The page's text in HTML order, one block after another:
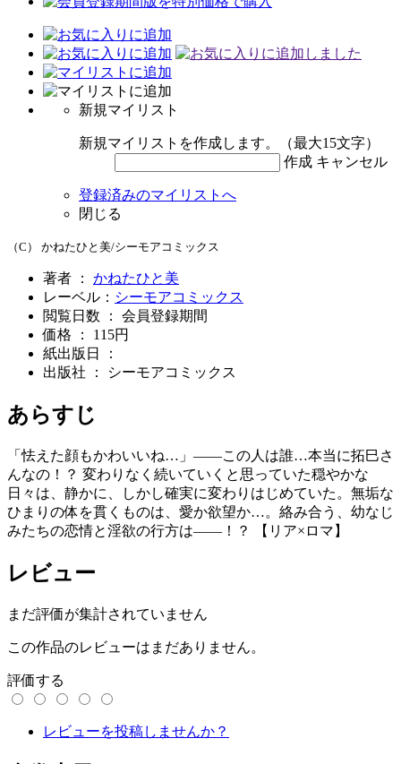
新規マイリスト
新規マイリストを作成します。（最大15文字）
作成 キャンセル
登録済みのマイリストへ
閉じる
（C） かねたひと美/シーモアコミックス
著者 ： かねたひと美
レーベル： シーモアコミックス
閲覧日数 ： 会員登録期間
価格 ： 115円
紙出版日 ：
出版社 ： シーモアコミックス
あらすじ
「怯えた顔もかわいいね…」――この人は誰…本当に拓巳さ
んなの！？ 変わりなく続いていくと思っていた穏やかな
日々は、静かに、しかし確実に変わりはじめていた。無垢な
ひまりの体を貫くものは、愛か欲望か…。絡み合う、幼なじ
みたちの恋情と淫欲の行方は――！？ 【リア×ロマ】
レビュー
まだ評価が集計されていません
この作品のレビューはまだありません。
評価する
レビューを投稿しませんか？